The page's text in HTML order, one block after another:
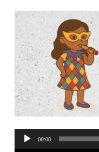
Reproductor
de
00:00